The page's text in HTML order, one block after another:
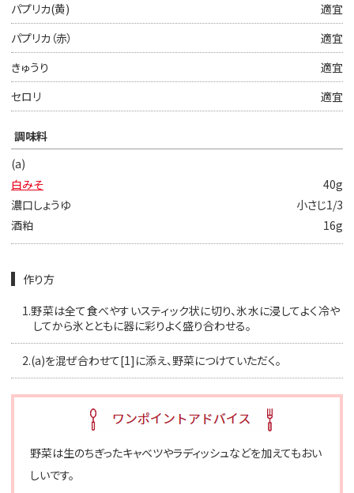
パプリカ(黄)
適宜
パプリカ（赤）
適宜
きゅうり
適宜
セロリ
適宜
調味料
(a)
白みそ
40g
濃口しょうゆ
小さじ1/3
酒粕
16g
作り方
1.野菜は全て食べやすいスティック状に切り、氷水に浸してよく冷や
してから氷とともに器に彩りよく盛り合わせる。
2.(a)を混ぜ合わせて[1]に添え、野菜につけていただく。
野菜は生のちぎったキャベツやラディッシュなどを加えてもおい
しいです。